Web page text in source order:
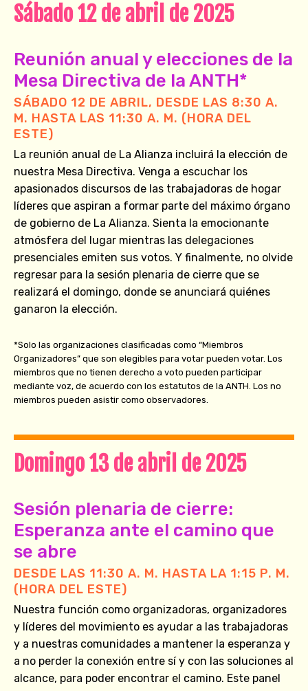
Sábado 12 de abril de 2025
Reunión anual y elecciones de la
Mesa Directiva de la ANTH*
SÁBADO 12 DE ABRIL, DESDE LAS 8:30 A.
M. HASTA LAS 11:30 A. M. (HORA DEL
ESTE)
La reunión anual de La Alianza incluirá la elección de
nuestra Mesa Directiva. Venga a escuchar los
apasionados discursos de las trabajadoras de hogar
líderes que aspiran a formar parte del máximo órgano
de gobierno de La Alianza. Sienta la emocionante
atmósfera del lugar mientras las delegaciones
presenciales emiten sus votos. Y finalmente, no olvide
regresar para la sesión plenaria de cierre que se
realizará el domingo, donde se anunciará quiénes
ganaron la elección.
*Solo las organizaciones clasificadas como “Miembros
Organizadores” que son elegibles para votar pueden votar. Los
miembros que no tienen derecho a voto pueden participar
mediante voz, de acuerdo con los estatutos de la ANTH. Los no
miembros pueden asistir como observadores.
Domingo 13 de abril de 2025
Sesión plenaria de cierre:
Esperanza ante el camino que
se abre
DESDE LAS 11:30 A. M. HASTA LA 1:15 P. M.
(HORA DEL ESTE)
Nuestra función como organizadoras, organizadores
y líderes del movimiento es ayudar a las trabajadoras
y a nuestras comunidades a mantener la esperanza y
a no perder la conexión entre sí y con las soluciones al
alcance, para poder encontrar el camino. Este panel